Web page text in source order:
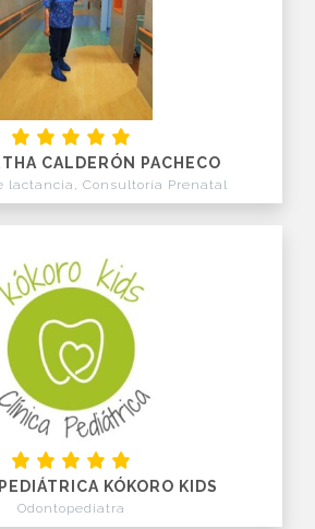
CALDERÓN PACHECO
lactancia, Consultoría Prenatal
KÓKORO KIDS
Odontopediatra